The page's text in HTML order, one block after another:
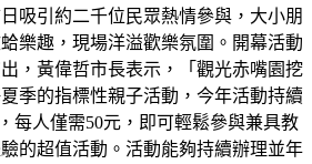
吸引約二千位民眾熱情參與，大小朋
樂趣，現場洋溢歡樂氛圍。開幕活動
，黃偉哲市長表示，「觀光赤嘴園挖
季的指標性親子活動，今年活動持續
每人僅需50元，即可輕鬆參與兼具教
的超值活動。活動能夠持續辦理並年